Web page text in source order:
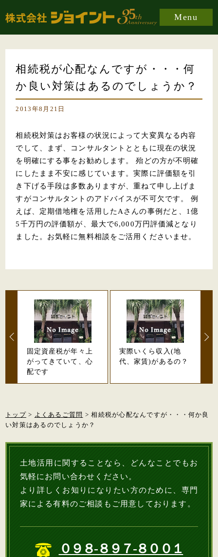
Menu
相続税が心配なんですが・・・何
か良い対策はあるのでしょうか？
2013年8月21日
相続税対策はお客様の状況によって大変異なる内容
でして、まず、コンサルタントとともに現在の状況
を明確にする事をお勧めします。 殆どの方が不明確
にしたまま不安に感じています。実際に評価額を引
き下げる手段は多数ありますが、重ねて申し上げま
すがコンサルタントのアドバイスが不可欠です。 例
えば、定期借地権を活用したAさんの事例だと、1億
5千万円の評価額が、最大で6,000万円評価減となり
ました。お気軽に無料相談をご活用くださいませ。
固定資産税が年々上
がってきていて、心
配です
実際いくら収入(地
代、家賃)があるの？
トップ> よくあるご質問 > 相続税が心配なんですが・・・何か良
い対策はあるのでしょうか？
土地活用に関することなら、どんなことでもお
気軽にお問い合わせください。
より詳しくお知りになりたい方のために、専門
家による有料のご相談もご用意しております。
０９８-８９７-８００１